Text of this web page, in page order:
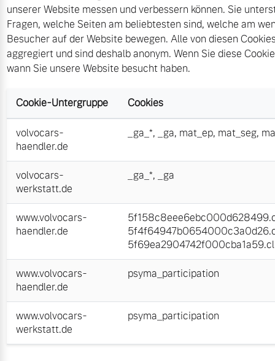
unserer Website messen und verbessern können. Sie
Fragen, welche Seiten am beliebtesten sind, welche am
Besucher auf der Website bewegen. Alle von diesen
aggregiert und sind deshalb anonym. Wenn Sie diese
wann Sie unsere Website besucht haben.
Cookie-Untergruppe Cookies
volvocars-
haendler.de
_ga_*, _ga, mat_ep, mat_seg,
volvocars-
werkstatt.de
_ga_*, _ga
www.volvocars-
haendler.de
www.volvocars-
haendler.de
psyma_participation
www.volvocars-
werkstatt.de
psyma_participation